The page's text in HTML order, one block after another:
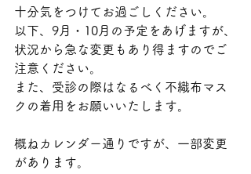
十分気をつけてお過ごしください。
以下、9月・10月の予定をあげますが、
状況から急な変更もあり得ますのでご
注意ください。
また、受診の際はなるべく不織布マス
クの着用をお願いいたします。
概ねカレンダー通りですが、一部変更
があります。